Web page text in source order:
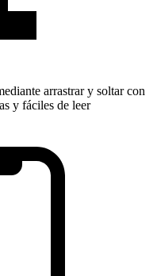
arrastrar y soltar con
y fáciles de leer